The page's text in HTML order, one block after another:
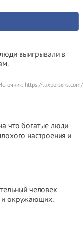
выигрывали в
https://luxpersons.com/
что богатые люди
настроения и
человек
и окружающих.